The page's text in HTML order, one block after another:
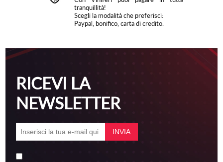
tranquillità!
Scegli la modalità che preferisci:
Paypal, bonifico, carta di credito.
RICEVI LA
NEWSLETTER